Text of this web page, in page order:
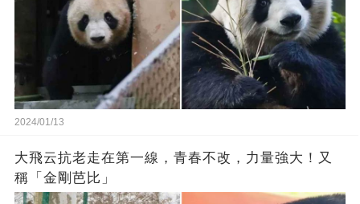
2024/01/13
大飛云抗老走在第一線，青春不改，力量強大！又
稱「金剛芭比」